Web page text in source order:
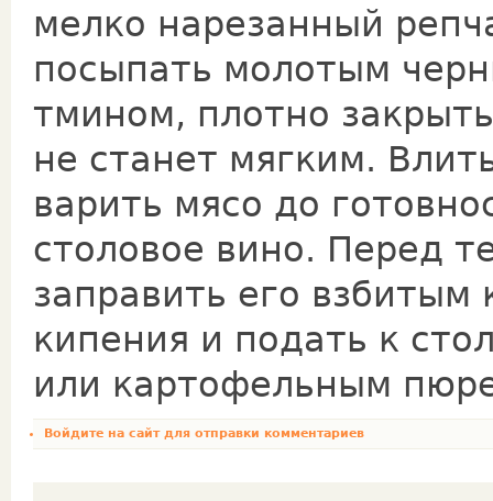
мелко нарезанный
посыпать молотым
тмином, плотно
не станет мягким.
варить мясо до
столо­вое вино. Перед
заправить его
кипения и подать к
или картофельным
Войдите на сайтдля отправки комментариев